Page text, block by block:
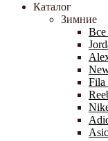
Каталог
Зимние
Fila